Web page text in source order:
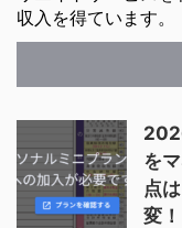
収入を得ています。
を
点
変！